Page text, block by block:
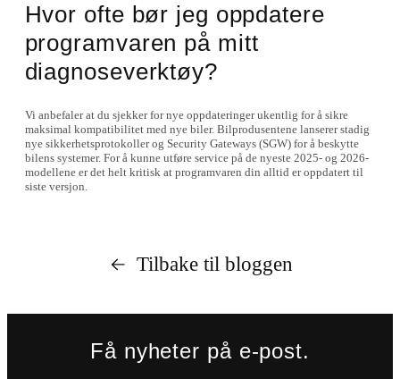
Hvor ofte bør jeg oppdatere
programvaren på mitt
diagnoseverktøy?
Vi anbefaler at du sjekker for nye oppdateringer ukentlig for å sikre
maksimal kompatibilitet med nye biler. Bilprodusentene lanserer stadig
nye sikkerhetsprotokoller og Security Gateways (SGW) for å beskytte
bilens systemer. For å kunne utføre service på de nyeste 2025- og 2026-
modellene er det helt kritisk at programvaren din alltid er oppdatert til
siste versjon.
Tilbake til bloggen
Få nyheter på e-post.